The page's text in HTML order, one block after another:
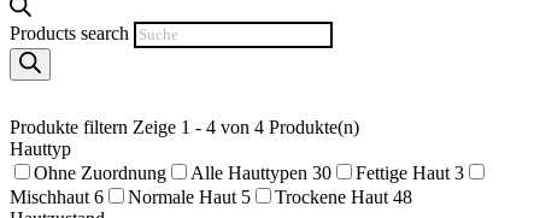
Products search
Produkte filtern Zeige 1 - 4 von 4 Produkte(n)
Hauttyp
Ohne Zuordnung
Alle Hauttypen 30 Fettige Haut 3
Mischhaut 6 Normale Haut 5 Trockene Haut 48